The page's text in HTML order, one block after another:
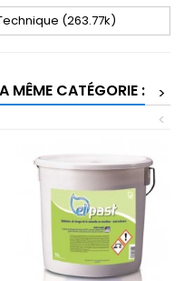
(263.77k)
MÊME CATÉGORIE :
>
<